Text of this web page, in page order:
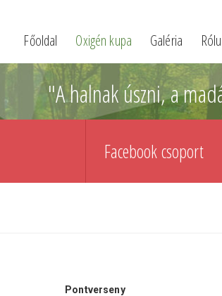
"A halnak úszni, a
Főoldal Oxigén kupa Galéria
Facebook csoport
Pontverseny